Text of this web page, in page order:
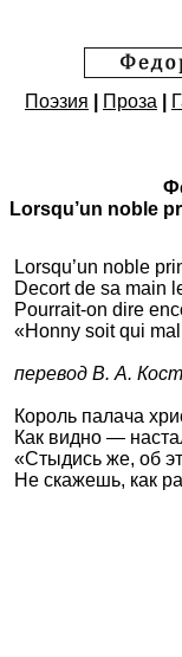
Поэзия Проза
Lorsqu’un noble
Lorsqu’un noble
Decort de sa main
Pourrait-on dire
«Honny soit qui
перевод В. А.
Король палача
Как видно —
«Стыдись же, об
Не скажешь, как